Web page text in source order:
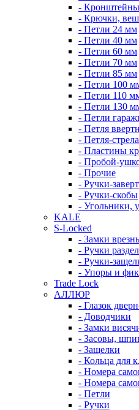
- Кронштейны
- Крючки,
- Петли 24 мм
- Петли 40 мм
- Петли 60 мм
- Петли 70 мм
- Петли 85 мм
- Петли 100
- Петли 110
- Петли 130
- Петли
- Петля
- Петля-стрела
- Пластины
- Пробой-
- Прочие
- Ручки-
- Ручки-скобы
- Угольники,
KALE
S-Locked
- Замки
- Ручки
- Ручки-
- Упоры и
Trade Lock
АЛЛЮР
- Глазок
- Доводчики
- Замки
- Засовы,
- Защелки
- Кольца для
- Номера
- Номера
- Петли
- Ручки